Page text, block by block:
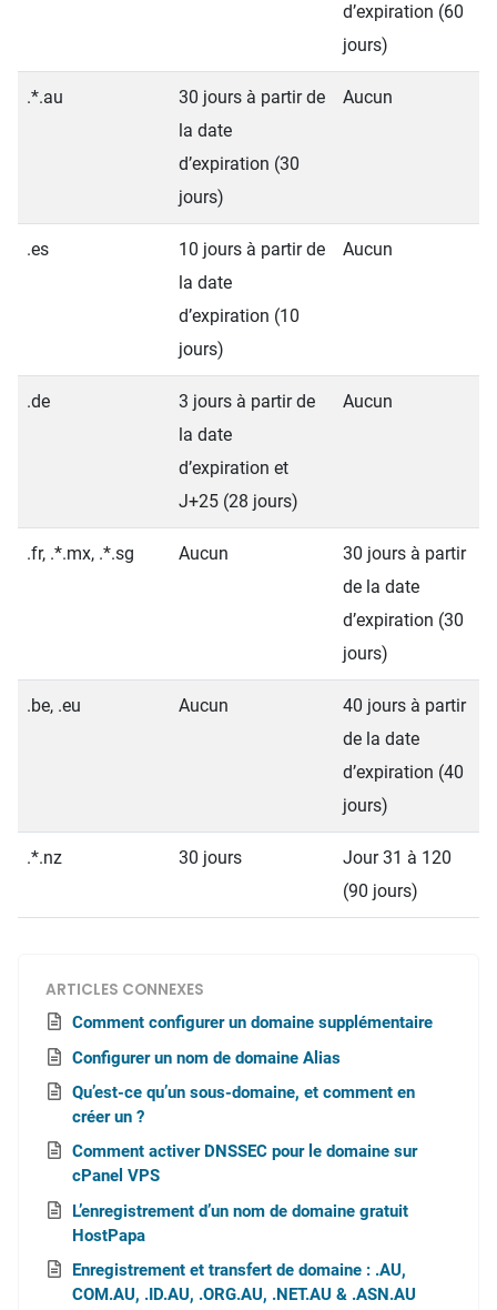
d’expiration (60
jours)
.*.au
30 jours à partir de
la date
d’expiration (30
jours)
Aucun
.es
10 jours à partir de
la date
d’expiration (10
jours)
Aucun
.de
3 jours à partir de
la date
d’expiration et
J+25 (28 jours)
Aucun
.fr, .*.mx, .*.sg Aucun
30 jours à partir
de la date
d’expiration (30
jours)
.be, .eu Aucun
40 jours à partir
de la date
d’expiration (40
jours)
.*.nz 30 jours
Jour 31 à 120
(90 jours)
ARTICLES CONNEXES
Comment configurer un domaine supplémentaire
Configurer un nom de domaine Alias
Qu’est-ce qu’un sous-domaine, et comment en
créer un ?
Comment activer DNSSEC pour le domaine sur
cPanel VPS
L’enregistrement d’un nom de domaine gratuit
HostPapa
Enregistrement et transfert de domaine : .AU,
COM.AU, .ID.AU, .ORG.AU, .NET.AU & .ASN.AU